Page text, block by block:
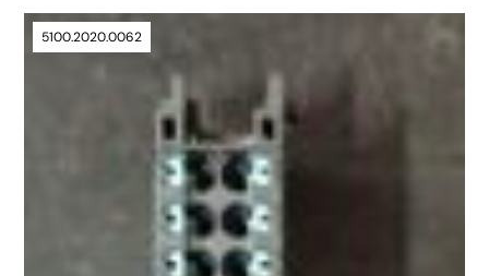
5100.2020.0062